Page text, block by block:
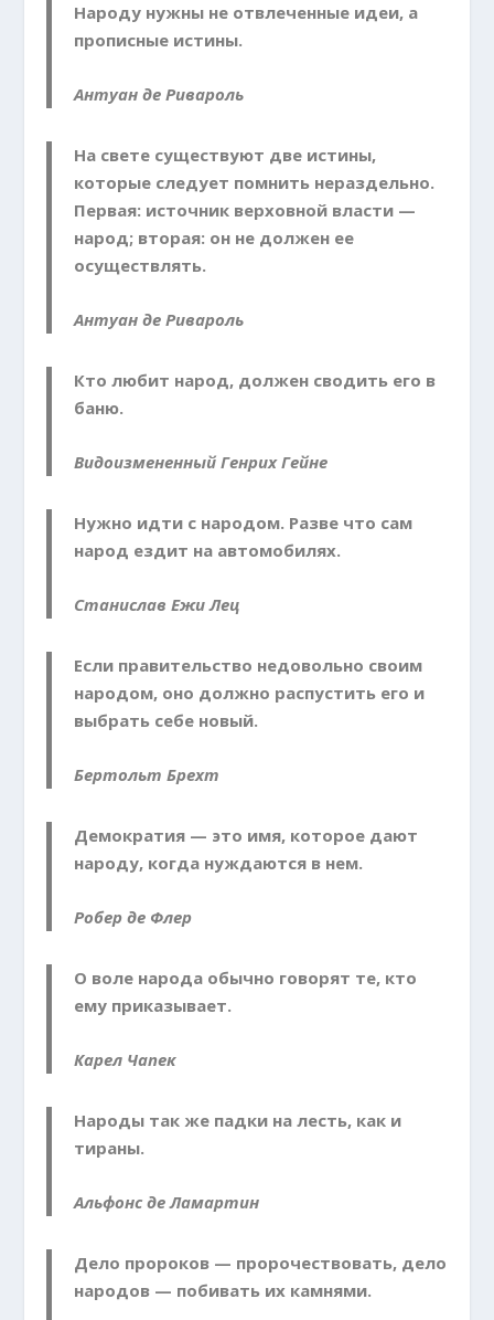
Народу нужны не отвлеченные идеи, а
прописные истины.
Антуан де Ривароль
На свете существуют две истины,
которые следует помнить нераздельно.
Первая: источник верховной власти —
народ; вторая: он не должен ее
осуществлять.
Антуан де Ривароль
Кто любит народ, должен сводить его в
баню.
Видоизмененный Генрих Гейне
Нужно идти с народом. Разве что сам
народ ездит на автомобилях.
Станислав Ежи Лец
Если правительство недовольно своим
народом, оно должно распустить его и
выбрать себе новый.
Бертольт Брехт
Демократия — это имя, которое дают
народу, когда нуждаются в нем.
Робер де Флер
О воле народа обычно говорят те, кто
ему приказы­вает.
Карел Чапек
Народы так же падки на лесть, как и
тираны.
Альфонс де Ламартин
Дело пророков — пророчествовать, дело
народов — побивать их камнями.